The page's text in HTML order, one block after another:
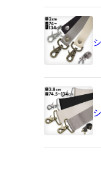
サ
イ
ズ
詳
内ポケット
19.5cm、高
さ最小
幅2cm、長
（レコー
ト含む）
使
用
可
・1.5cm幅1
・ショルダ